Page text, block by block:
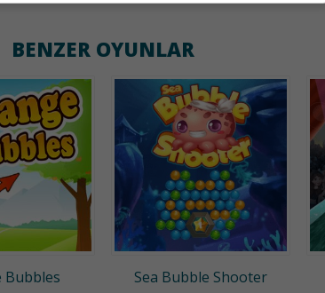
BENZER OYUNLAR
Bubbles Sea Bubble Shooter